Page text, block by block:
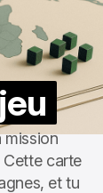
mission
carte
et tu